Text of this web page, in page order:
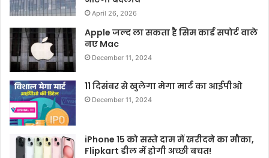
April 26, 2026
Apple जल्द ला सकता है सिम कार्ड सपोर्ट वाले
नए Mac
December 11, 2024
11 दिसंबर से खुलेगा मेगा मार्ट का आईपीओ
December 11, 2024
iPhone 15 को सस्ते दाम में खरीदने का मौका,
Flipkart डील में होगी अच्छी बचत!